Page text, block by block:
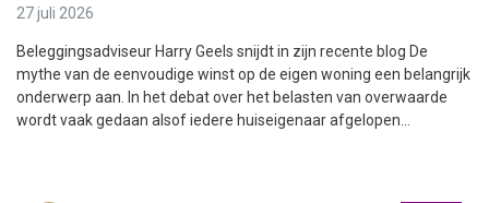
27 juli 2026
Beleggingsadviseur Harry Geels snijdt in zijn recente blog De
mythe van de eenvoudige winst op de eigen woning een belangrijk
onderwerp aan. In het debat over het belasten van overwaarde
wordt vaak gedaan alsof iedere huiseigenaar afgelopen...